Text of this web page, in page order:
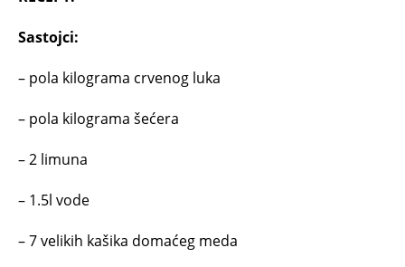
Sastojci:
– pola kilograma crvenog luka
– pola kilograma šećera
– 2 limuna
– 1.5l vode
– 7 velikih kašika domaćeg meda